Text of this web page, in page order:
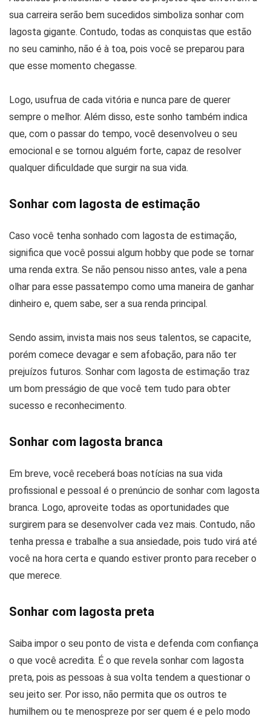
sua carreira serão bem sucedidos simboliza sonhar com
lagosta gigante. Contudo, todas as conquistas que estão
no seu caminho, não é à toa, pois você se preparou para
que esse momento chegasse.
Logo, usufrua de cada vitória e nunca pare de querer
sempre o melhor. Além disso, este sonho também indica
que, com o passar do tempo, você desenvolveu o seu
emocional e se tornou alguém forte, capaz de resolver
qualquer dificuldade que surgir na sua vida.
Sonhar com lagosta de estimação
Caso você tenha sonhado com lagosta de estimação,
significa que você possui algum hobby que pode se tornar
uma renda extra. Se não pensou nisso antes, vale a pena
olhar para esse passatempo como uma maneira de ganhar
dinheiro e, quem sabe, ser a sua renda principal.
Sendo assim, invista mais nos seus talentos, se capacite,
porém comece devagar e sem afobação, para não ter
prejuízos futuros. Sonhar com lagosta de estimação traz
um bom presságio de que você tem tudo para obter
sucesso e reconhecimento.
Sonhar com lagosta branca
Em breve, você receberá boas notícias na sua vida
profissional e pessoal é o prenúncio de sonhar com lagosta
branca. Logo, aproveite todas as oportunidades que
surgirem para se desenvolver cada vez mais. Contudo, não
tenha pressa e trabalhe a sua ansiedade, pois tudo virá até
você na hora certa e quando estiver pronto para receber o
que merece.
Sonhar com lagosta preta
Saiba impor o seu ponto de vista e defenda com confiança
o que você acredita. É o que revela sonhar com lagosta
preta, pois as pessoas à sua volta tendem a questionar o
seu jeito ser. Por isso, não permita que os outros te
humilhem ou te menospreze por ser quem é e pelo modo